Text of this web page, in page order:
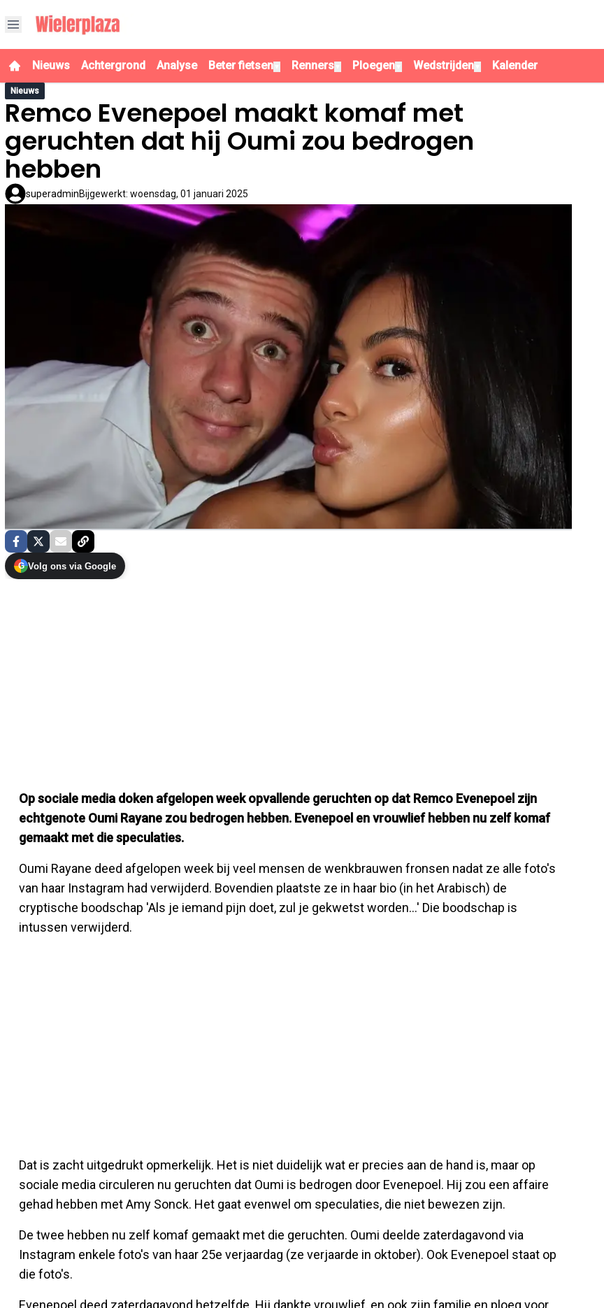
Nieuws Achtergrond Analyse Beter fietsen Renners Ploegen Wedstrijden Kalender
Nieuws
Remco Evenepoel maakt komaf met
geruchten dat hij Oumi zou bedrogen
hebben
superadminBijgewerkt: woensdag, 01 januari 2025
G Volg ons via Google
Op sociale media doken afgelopen week opvallende geruchten op dat Remco Evenepoel zijn
echtgenote Oumi Rayane zou bedrogen hebben. Evenepoel en vrouwlief hebben nu zelf komaf
gemaakt met die speculaties.
Oumi Rayane deed afgelopen week bij veel mensen de wenkbrauwen fronsen nadat ze alle foto's
van haar Instagram had verwijderd. Bovendien plaatste ze in haar bio (in het Arabisch) de
cryptische boodschap 'Als je iemand pijn doet, zul je gekwetst worden…' Die boodschap is
intussen verwijderd.
Dat is zacht uitgedrukt opmerkelijk. Het is niet duidelijk wat er precies aan de hand is, maar op
sociale media circuleren nu geruchten dat Oumi is bedrogen door Evenepoel. Hij zou een affaire
gehad hebben met Amy Sonck. Het gaat evenwel om speculaties, die niet bewezen zijn.
De twee hebben nu zelf komaf gemaakt met die geruchten. Oumi deelde zaterdagavond via
Instagram enkele foto's van haar 25e verjaardag (ze verjaarde in oktober). Ook Evenepoel staat op
die foto's.